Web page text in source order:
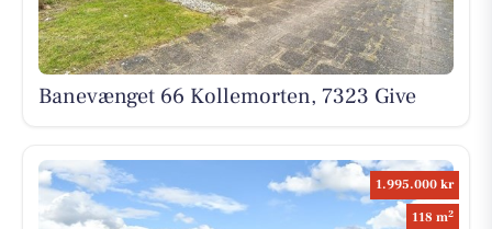
Banevænget 66 Kollemorten, 7323 Give
1.995.000 kr
118 m2